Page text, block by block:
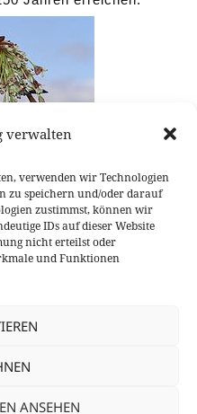
verwalten
verwenden wir Technologien
zu speichern und/oder darauf
zustimmst, können wir
IDs auf dieser Website
nicht erteilst oder
und Funktionen
ANSEHEN
Kategorien
Uncategorized
Benz